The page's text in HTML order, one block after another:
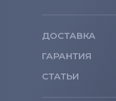
ДОСТАВКА
ГАРАНТИЯ
СТАТЬИ